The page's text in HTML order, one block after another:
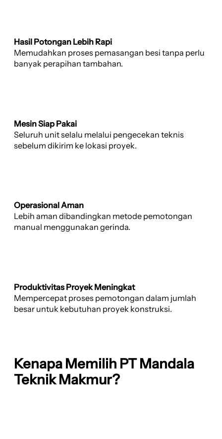
Hasil Potongan Lebih Rapi
Memudahkan proses pemasangan besi tanpa perlu
banyak perapihan tambahan.
Mesin Siap Pakai
Seluruh unit selalu melalui pengecekan teknis
sebelum dikirim ke lokasi proyek.
Operasional Aman
Lebih aman dibandingkan metode pemotongan
manual menggunakan gerinda.
Produktivitas Proyek Meningkat
Mempercepat proses pemotongan dalam jumlah
besar untuk kebutuhan proyek konstruksi.
Kenapa Memilih PT Mandala
Teknik Makmur?